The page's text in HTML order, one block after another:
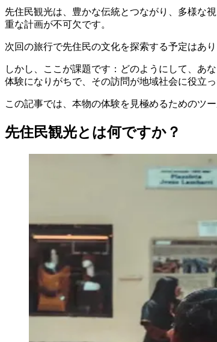
先住民観光は、豊かな伝統とつながり、多様な
重な計画が不可欠です。
次回の旅行で先住民の文化を探索する予定はあ
しかし、ここが課題です：どのようにして、あ
体験になりがちで、その訪問が地域社会に役立
この記事では、本物の体験を見極めるためのツ
先住民観光とは何ですか？